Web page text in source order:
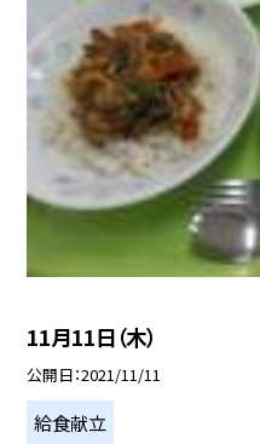
11月11日（木）
公開日 2021/11/11
給食献立